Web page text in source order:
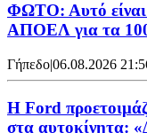
ΦΩΤΟ: Αυτό είναι
ΑΠΟΕΛ για τα
Γήπεδο|06.08.2026
Η Ford
στα αυτοκίνητα: